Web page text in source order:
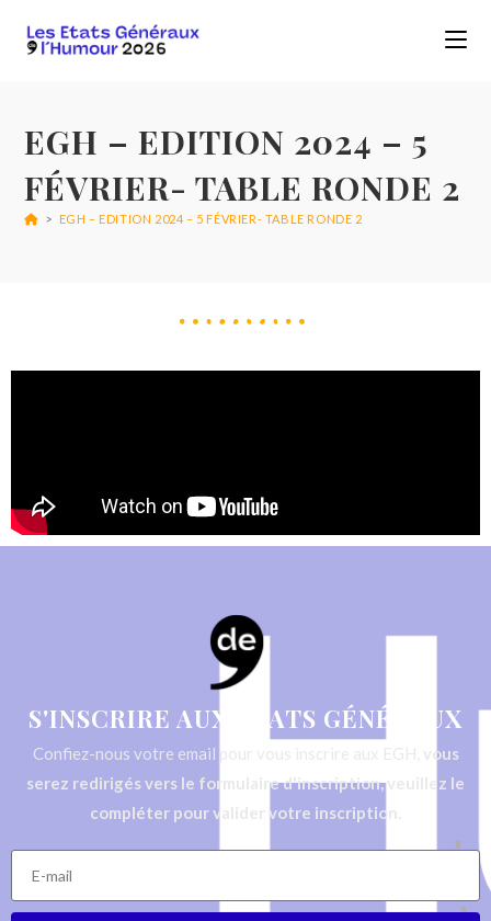
EGH – EDITION 2024 – 5
FÉVRIER- TABLE RONDE 2
> EGH – EDITION 2024 – 5 FÉVRIER- TABLE RONDE 2
S'INSCRIRE AUX ÉTATS GÉNÉRAUX
Confiez-nous votre email pour vous inscrire aux EGH,
vous
serez redirigés vers le formulaire d'inscription, veuillez le
compléter pour valider votre inscription.